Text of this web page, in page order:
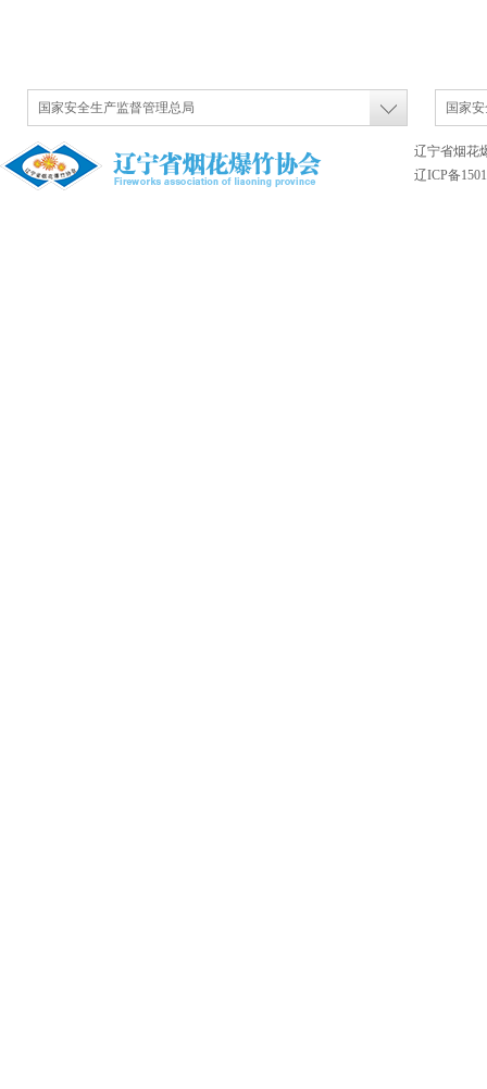
国家安全生产监督管理总局 国家
辽宁省烟花
辽ICP备